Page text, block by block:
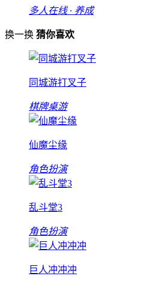
多人在线 · 养成
换一换 猜你喜欢
同城游打叉子
棋牌桌游
仙魔尘缘
角色扮演
乱斗堂3
角色扮演
巨人冲冲冲